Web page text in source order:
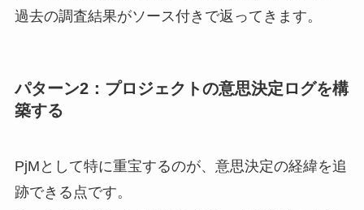
過去の調査結果がソース付きで返ってきます。
パターン2：プロジェクトの意思決定ログを構
築する
PjMとして特に重宝するのが、意思決定の経緯を追
跡できる点です。